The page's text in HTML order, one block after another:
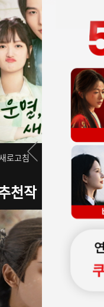
로고침
천작